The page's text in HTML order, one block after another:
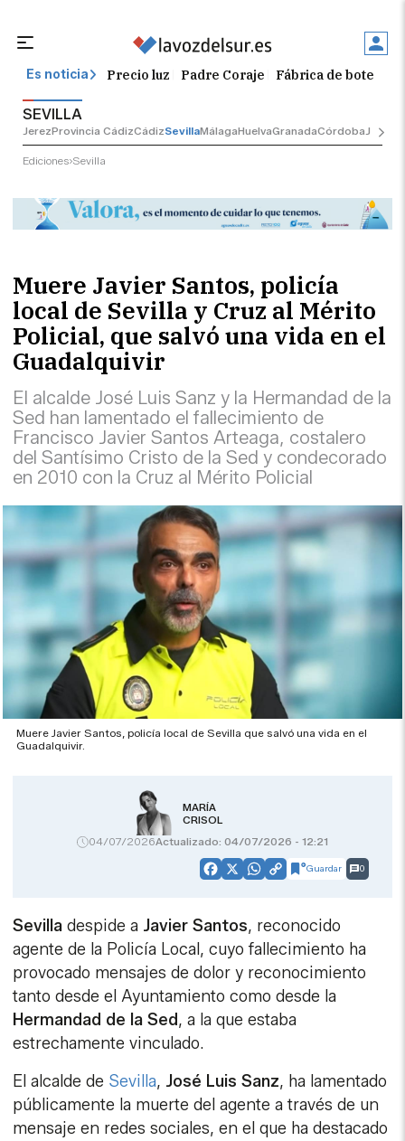
Es noticia Precio luz Padre Coraje Fábrica de botellas
SEVILLA
JerezProvincia CádizCádizSevillaMálagaHuelvaGranadaCórdobaJaén
Ediciones Sevilla
Muere Javier Santos, policía
local de Sevilla y Cruz al Mérito
Policial, que salvó una vida en el
Guadalquivir
El alcalde José Luis Sanz y la Hermandad de la
Sed han lamentado el fallecimiento de
Francisco Javier Santos Arteaga, costalero
del Santísimo Cristo de la Sed y condecorado
en 2010 con la Cruz al Mérito Policial
Muere Javier Santos, policía local de Sevilla que salvó una vida en el
Guadalquivir.
MARÍA
CRISOL
04/07/2026Actualizado: 04/07/2026 - 12:21
Facebook
X WhatsApp
CopyGuardar 0
Sevilladespide a Javier Santos, reconocido
agente de la Policía Local, cuyo fallecimiento ha
provocado mensajes de dolor y reconocimiento
tanto desde el Ayuntamiento como desde la
Hermandad de la Sed, a la que estaba
estrechamente vinculado.
El alcalde de Sevilla, José Luis Sanz, ha lamentado
públicamente la muerte del agente a través de un
mensaje en redes sociales, en el que ha destacado